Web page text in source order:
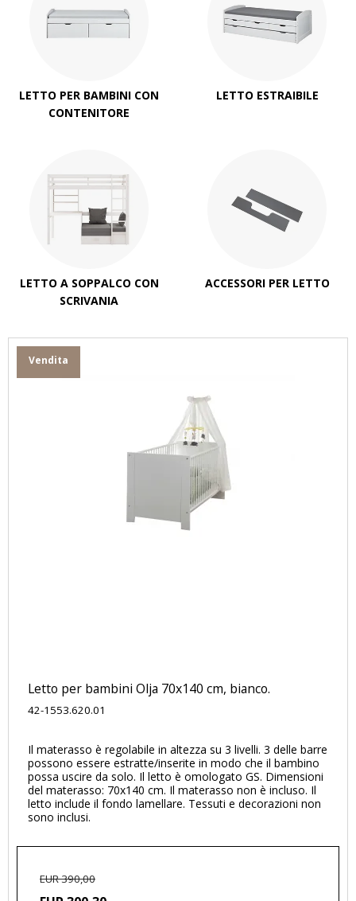
LETTO PER BAMBINI CON
CONTENITORE
LETTO ESTRAIBILE
LETTO A SOPPALCO CON
SCRIVANIA
ACCESSORI PER LETTO
Vendita
Letto per bambini Olja 70x140 cm, bianco.
42-1553.620.01
Il materasso è regolabile in altezza su 3 livelli. 3 delle barre
possono essere estratte/inserite in modo che il bambino
possa uscire da solo. Il letto è omologato GS. Dimensioni
del materasso: 70x140 cm. Il materasso non è incluso. Il
letto include il fondo lamellare. Tessuti e decorazioni non
sono inclusi.
EUR 390,00